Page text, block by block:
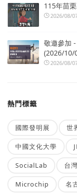
115年苗
2026/08/
敬邀參加
(2026/10/
2026/08/
熱門標籤
國際發明展 世
中國文化大學
SocialLab 台
Microchip 名